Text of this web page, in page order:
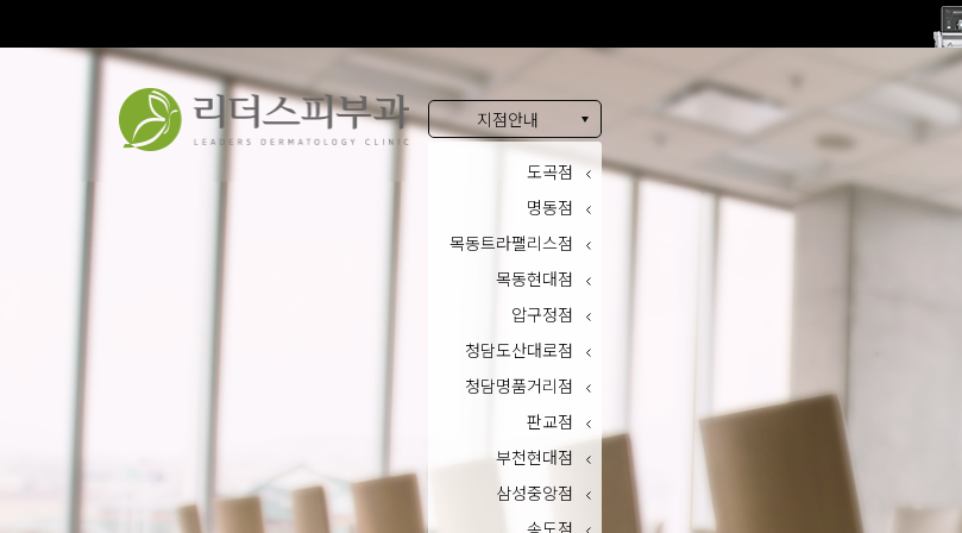
지점안내
도곡점
명동점
목동트라팰리스점
목동현대점
압구정점
청담도산대로점
청담명품거리점
판교점
부천현대점
삼성중앙점
송도점